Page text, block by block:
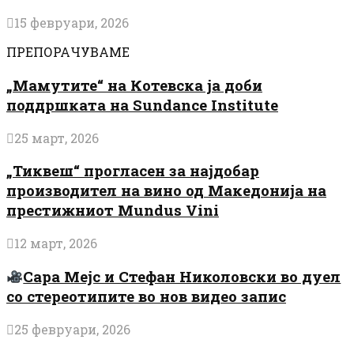
15 февруари, 2026
ПРЕПОРАЧУВАМЕ
„Мамутите“ на Котевска ја доби
поддршката на Sundance Institute
25 март, 2026
„Тиквеш“ прогласен за најдобар
производител на вино од Македонија на
престижниот Mundus Vini
12 март, 2026
Сара Мејс и Стефан Николовски во дуел
со стереотипите во нов видео запис
25 февруари, 2026